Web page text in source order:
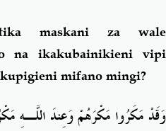
maskani za wale
na ikakubainikieni vipi
mifano mingi?
وَقَدْ مَكَرُوا مَكْرَهُمْ وَعِندَ اللَّـهِ